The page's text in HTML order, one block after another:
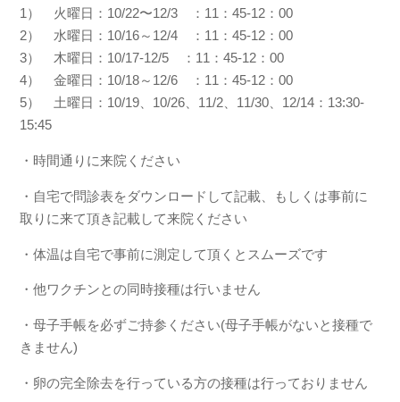
1） 火曜日：10/22〜12/3 ：11：45-12：00
2） 水曜日：10/16～12/4 ：11：45-12：00
3） 木曜日：10/17-12/5 ：11：45-12：00
4） 金曜日：10/18～12/6 ：11：45-12：00
5） 土曜日：10/19、10/26、11/2、11/30、12/14：13:30-
15:45
・時間通りに来院ください
・自宅で問診表をダウンロードして記載、もしくは事前に
取りに来て頂き記載して来院ください
・体温は自宅で事前に測定して頂くとスムーズです
・他ワクチンとの同時接種は行いません
・母子手帳を必ずご持参ください(母子手帳がないと接種で
きません)
・卵の完全除去を行っている方の接種は行っておりません